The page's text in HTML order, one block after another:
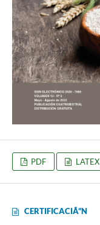
PDF LATEX
CERTIFICACIÃ“N